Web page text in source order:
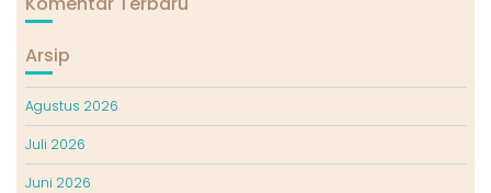
Arsip
Agustus 2026
Juli 2026
Juni 2026